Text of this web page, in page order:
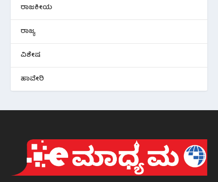
ರಾಜಕೀಯ
ರಾಜ್ಯ
ವಿಶೇಷ
ಹಾವೇರಿ